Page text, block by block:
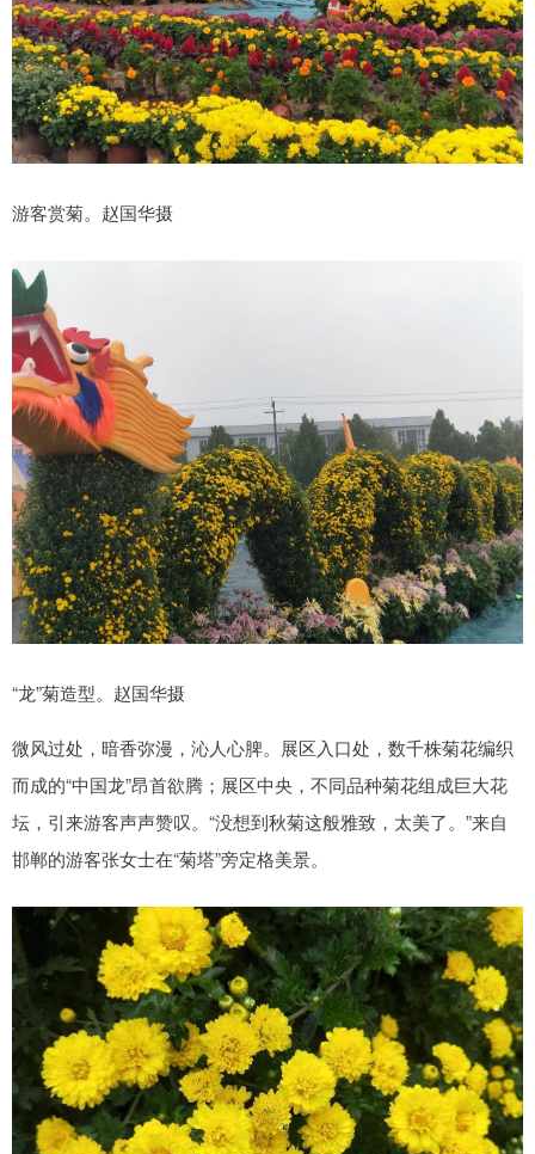
游客赏菊。赵国华摄
“龙”菊造型。赵国华摄
微风过处，暗香弥漫，沁人心脾。展区入口处，数千株菊花编织
而成的“中国龙”昂首欲腾；展区中央，不同品种菊花组成巨大花
坛，引来游客声声赞叹。“没想到秋菊这般雅致，太美了。”来自
邯郸的游客张女士在“菊塔”旁定格美景。